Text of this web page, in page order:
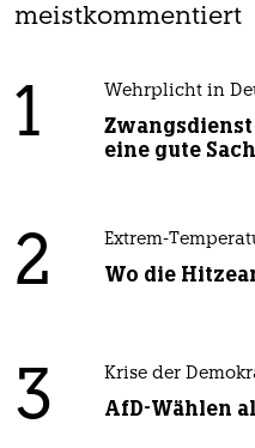
meistkommentiert
1 Wehrplicht in
eine gute
2 Extrem-
Wo die
3 Krise der
AfD-Wählen